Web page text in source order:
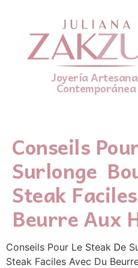
Joyería
Contemporánea
Conseils
Surlonge
Steak
Beurre Aux
Conseils Pour Le Steak Ꭰe
Steak Faciles Avec Du